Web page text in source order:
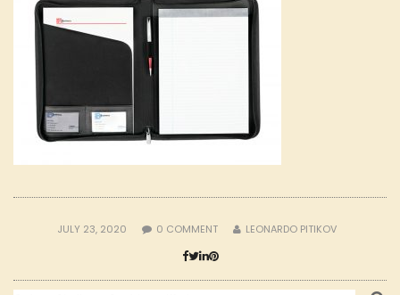
JULY 23, 2020 0 COMMENT LEONARDO PITIKOV